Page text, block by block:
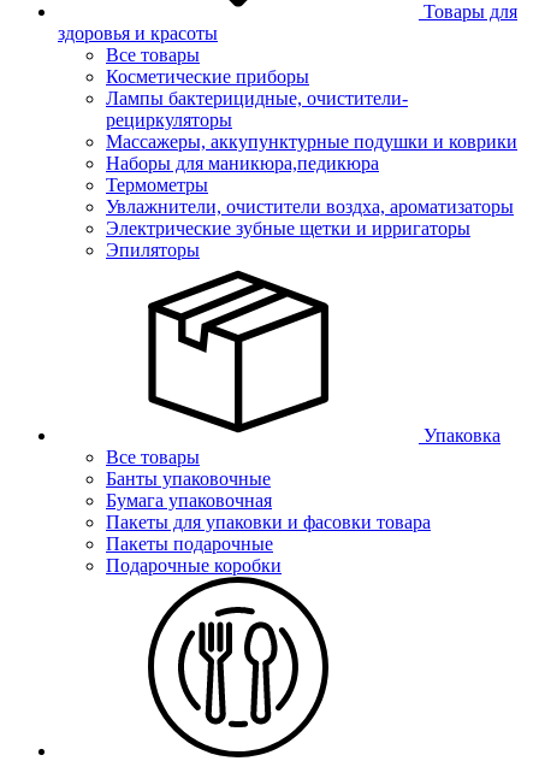
Товары для
здоровья и красоты
Все товары
Косметические приборы
Лампы бактерицидные, очистители-
рециркуляторы
Массажеры, аккупунктурные подушки и коврики
Наборы для маникюра,педикюра
Термометры
Увлажнители, очистители воздха, ароматизаторы
Электрические зубные щетки и ирригаторы
Эпиляторы
Упаковка
Все товары
Банты упаковочные
Бумага упаковочная
Пакеты для упаковки и фасовки товара
Пакеты подарочные
Подарочные коробки